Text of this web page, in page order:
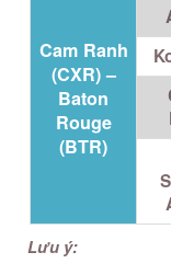
Cam Ranh
(CXR) –
Baton
Rouge
(BTR)
Lưu ý: